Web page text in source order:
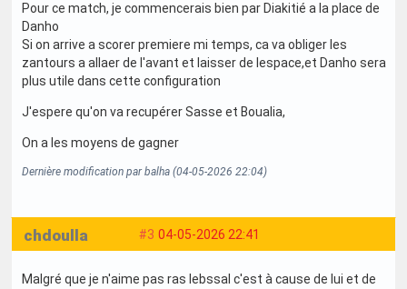
Pour ce match, je commencerais bien par Diakitié a la place de
Danho
Si on arrive a scorer premiere mi temps, ca va obliger les
zantours a allaer de l'avant et laisser de lespace,et Danho sera
plus utile dans cette configuration
J'espere qu'on va recupérer Sasse et Boualia,
On a les moyens de gagner
Dernière modification par balha (04-05-2026 22:04)
#3 04-05-2026 22:41
chdoulla
Malgré que je n'aime pas ras lebssal c'est à cause de lui et de